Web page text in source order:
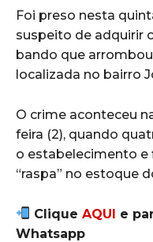
Foi preso nesta
suspeito de adquirir
bando que
localizada no bairro
O crime aconteceu
feira (2), quando
o estabelecimento e
“raspa” no estoque
CliqueAQUI e
Whatsapp